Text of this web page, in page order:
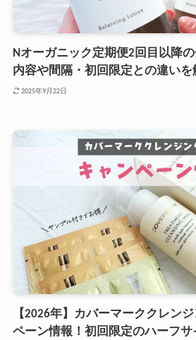
Nオーガニック定期便2回目以降
内容や間隔・初回限定との違いを
2025年9月22日
【2026年】カバーマーククレン
ペーン情報！初回限定のハーフ